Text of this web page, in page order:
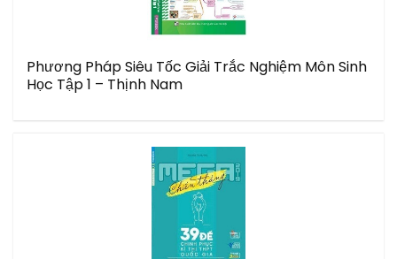
Phương Pháp Siêu Tốc Giải Trắc Nghiệm Môn Sinh
Học Tập 1 – Thịnh Nam